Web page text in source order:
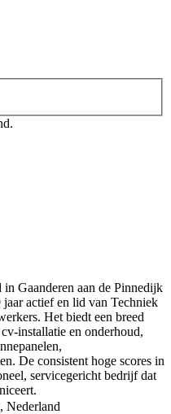
Gaanderen aan de Pinnedijk
jaar actief en lid van Techniek
Het biedt een breed
installatie en onderhoud,
De consistent hoge scores in
servicegericht bedrijf dat
Nederland